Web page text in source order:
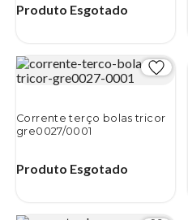
Produto Esgotado
Corrente terço bolas tricor
gre0027/0001
Produto Esgotado